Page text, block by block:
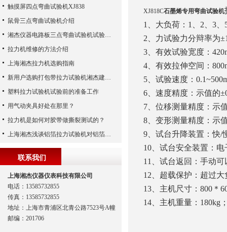
XJ818C石墨烯专用弯曲试验机
1、大负荷：1、2、3
2、力试验力分辩率为
3、有效试验宽度：
4、有效拉伸空间：
5、试验速度：
6、速度精度：示值的
7、位移测量精度：示
8、变形测量精度：示
9、试台升降装置：快/
10、试台安全装置：电
11、试台返回：手动
12、超载保护：超过
13、主机尺寸：800＊
14、主机重量：180kg
触摸屏四点弯曲试验机XJ838
鼠骨三点弯曲试验机介绍
湘杰仪器电路板三点弯曲试验机试验步骤
拉力机维修的方法介绍
上海湘杰拉力机选购指南
新用户选购打包带拉力试验机湘杰建议从这几点入手!
塑料拉力试验机试验前的准备工作
用气动夹具好处在那里？
拉力机是如何对胶带做撕裂测试的？
上海湘杰浅谈铝箔拉力试验机对铝箔的的力学检测
联系我们
上海湘杰仪器仪表科技有限公司
电话：13585732855
传真：13585732855
地址：上海市青浦区北青公路7523号A幢
邮编：201706